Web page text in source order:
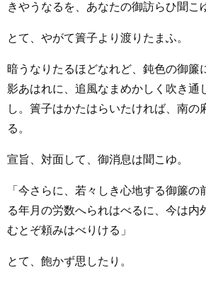
きやうなるを、あなたの御訪らひ聞こ
とて、やがて簀子より渡りたまふ。
暗うなりたるほどなれど、鈍色の御簾
影あはれに、追風なまめかしく吹き通
し。簀子はかたはらいたければ、南の
る。
宣旨、対面して、御消息は聞こゆ。
「今さらに、若々しき心地する御簾の
る年月の労数へられはべるに、今は内
むとぞ頼みはべりける」
とて、飽かず思したり。